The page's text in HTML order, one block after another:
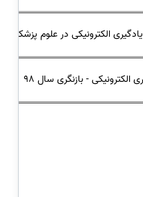
الکترونیکی در علوم پزشکی 1398
الکترونیکی - بازنگری سال 98